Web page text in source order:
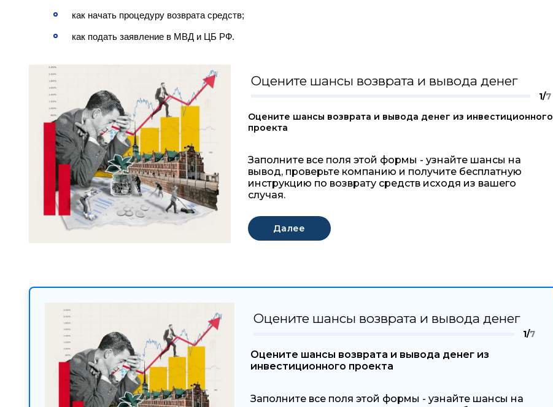
как начать процедуру возврата средств;
как подать заявление в МВД и ЦБ РФ.
Оцените шансы возврата и вывода денег
1/7
Оцените шансы возврата и вывода денег из инвестиционного
проекта
Заполните все поля этой формы - узнайте шансы на
вывод, проверьте компанию и получите бесплатную
инструкцию по возврату средств исходя из вашего
случая.
Оцените шансы возврата и вывода денег
1/7
Оцените шансы возврата и вывода денег из
инвестиционного проекта
Заполните все поля этой формы - узнайте шансы на